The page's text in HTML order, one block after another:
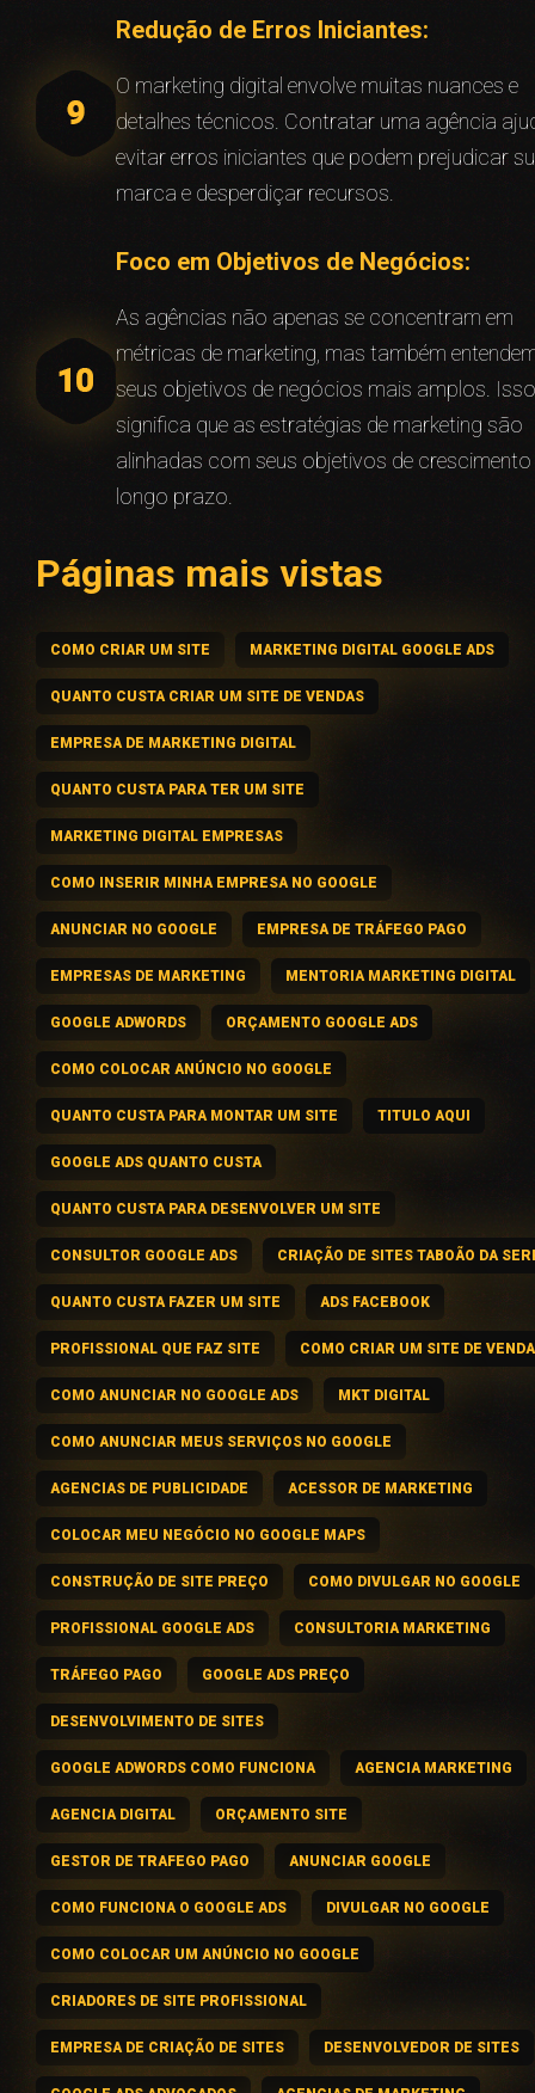
Redução de Erros Iniciantes:
O marketing digital envolve muitas nuances e
detalhes técnicos. Contratar uma agência
evitar erros iniciantes que podem prejudicar
marca e desperdiçar recursos.
Foco em Objetivos de Negócios:
As agências não apenas se concentram em
métricas de marketing, mas também
seus objetivos de negócios mais amplos. Isso
significa que as estratégias de marketing são
alinhadas com seus objetivos de
longo prazo.
Páginas mais vistas
COMO CRIAR UM SITE MARKETING DIGITAL GOOGLE ADS
QUANTO CUSTA CRIAR UM SITE DE VENDAS
EMPRESA DE MARKETING DIGITAL
QUANTO CUSTA PARA TER UM SITE
MARKETING DIGITAL EMPRESAS
COMO INSERIR MINHA EMPRESA NO GOOGLE
ANUNCIAR NO GOOGLE EMPRESA DE TRÁFEGO PAGO
EMPRESAS DE MARKETING MENTORIA MARKETING DIGITAL
GOOGLE ADWORDS ORÇAMENTO GOOGLE ADS
COMO COLOCAR ANÚNCIO NO GOOGLE
QUANTO CUSTA PARA MONTAR UM SITE TITULO AQUI
GOOGLE ADS QUANTO CUSTA
QUANTO CUSTA PARA DESENVOLVER UM SITE
CONSULTOR GOOGLE ADS CRIAÇÃO DE SITES TABOÃO DA
QUANTO CUSTA FAZER UM SITE ADS FACEBOOK
PROFISSIONAL QUE FAZ SITE COMO CRIAR UM SITE DE
COMO ANUNCIAR NO GOOGLE ADS MKT DIGITAL
COMO ANUNCIAR MEUS SERVIÇOS NO GOOGLE
AGENCIAS DE PUBLICIDADE ACESSOR DE MARKETING
COLOCAR MEU NEGÓCIO NO GOOGLE MAPS
CONSTRUÇÃO DE SITE PREÇO COMO DIVULGAR NO GOOGLE
PROFISSIONAL GOOGLE ADS CONSULTORIA MARKETING
TRÁFEGO PAGO GOOGLE ADS PREÇO
DESENVOLVIMENTO DE SITES
GOOGLE ADWORDS COMO FUNCIONA AGENCIA MARKETING
AGENCIA DIGITAL ORÇAMENTO SITE
GESTOR DE TRAFEGO PAGO ANUNCIAR GOOGLE
COMO FUNCIONA O GOOGLE ADS DIVULGAR NO GOOGLE
COMO COLOCAR UM ANÚNCIO NO GOOGLE
CRIADORES DE SITE PROFISSIONAL
EMPRESA DE CRIAÇÃO DE SITES DESENVOLVEDOR DE SITES